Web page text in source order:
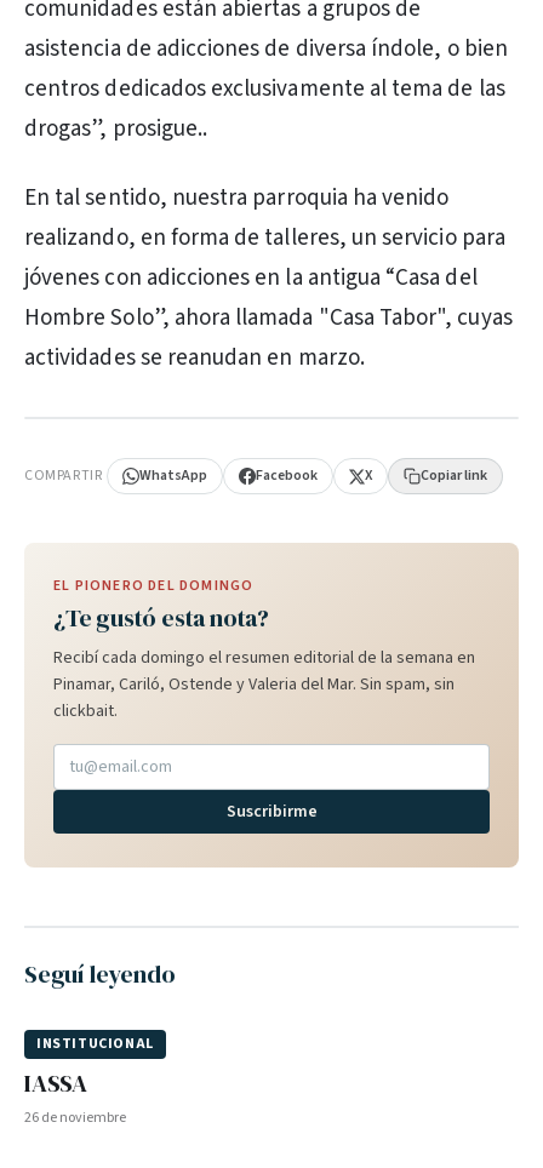
comunidades están abiertas a grupos de
asistencia de adicciones de diversa índole, o bien
centros dedicados exclusivamente al tema de las
drogas”, prosigue..
En tal sentido, nuestra parroquia ha venido
realizando, en forma de talleres, un servicio para
jóvenes con adicciones en la antigua “Casa del
Hombre Solo”, ahora llamada "Casa Tabor", cuyas
actividades se reanudan en marzo.
COMPARTIR WhatsApp Facebook X Copiar link
EL PIONERO DEL DOMINGO
¿Te gustó esta nota?
Recibí cada domingo el resumen editorial de la semana en
Pinamar, Cariló, Ostende y Valeria del Mar. Sin spam, sin
clickbait.
Suscribirme
Seguí leyendo
INSTITUCIONAL
IASSA
26 de noviembre